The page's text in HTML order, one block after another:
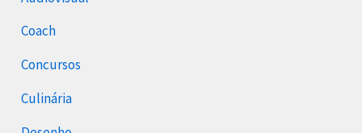
Coach
Concursos
Culinária